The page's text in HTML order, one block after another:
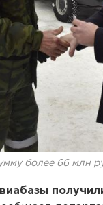
более 66 млн